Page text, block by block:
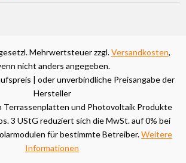
Mehrwertsteuer zzgl.Versandkosten,
nicht anders angegeben.
| oder unverbindliche Preisangabe der
Hersteller
Terrassenplatten und Photovoltaik Produkte
3 UStG reduziert sich die MwSt. auf 0% bei
für bestimmte Betreiber.Weitere
Informationen